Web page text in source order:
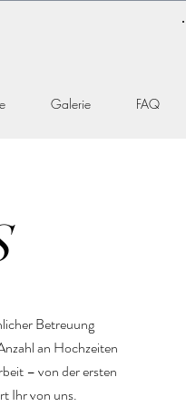
Galerie FAQ
Betreuung
an Hochzeiten
– von der ersten
Ihr von uns.